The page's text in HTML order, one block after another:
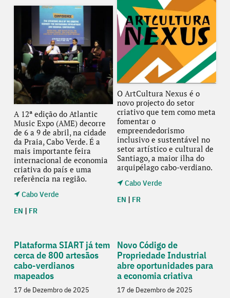
A 12ª edição do Atlantic
Music Expo (AME) decorre
de 6 a 9 de abril, na cidade
da Praia, Cabo Verde. É a
mais importante feira
internacional de economia
criativa do país e uma
referência na região.
Cabo Verde
EN | FR
O ArtCultura Nexus é o
novo projecto do setor
criativo que tem como meta
fomentar o
empreendedorismo
inclusivo e sustentável no
setor artístico e cultural de
Santiago, a maior ilha do
arquipélago cabo-verdiano.
Cabo Verde
EN | FR
Plataforma SIART já tem
cerca de 800 artesãos
cabo-verdianos
mapeados
17 de Dezembro de 2025
Novo Código de
Propriedade Industrial
abre oportunidades para
a economia criativa
17 de Dezembro de 2025